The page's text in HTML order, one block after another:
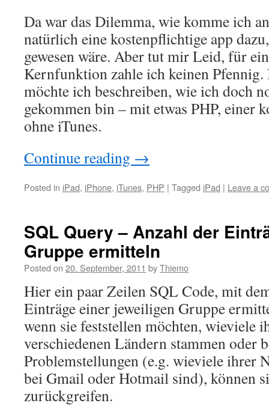
Da war das Dilemma, wie komme ich
natürlich eine kostenpflichtige app
gewesen wäre. Aber tut mir Leid, für
Kernfunktion zahle ich keinen
möchte ich beschreiben, wie ich doch
gekommen bin – mit etwas PHP, einer
ohne iTunes.
Continue reading →
Posted in iPad, iPhone, iTunes, PHP | Tagged iPad | Leave a
SQL Query – Anzahl der
Gruppe ermitteln
Posted on 20. September, 2011 byThiemo
Hier ein paar Zeilen SQL Code, mit
Einträge einer jeweiligen Gruppe
wenn sie feststellen möchten, wieviele
verschiedenen Ländern stammen oder
Problemstellungen (e.g. wieviele ihrer
bei Gmail oder Hotmail sind), können
zurückgreifen.